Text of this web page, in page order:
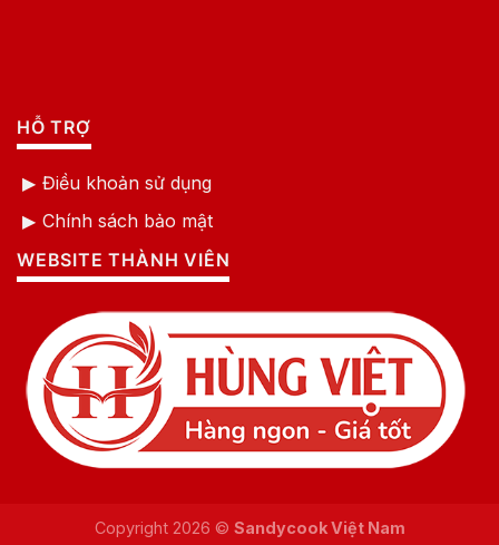
HỖ TRỢ
Điều khoản sử dụng
Chính sách bảo mật
WEBSITE THÀNH VIÊN
Copyright 2026 © Sandycook Việt Nam